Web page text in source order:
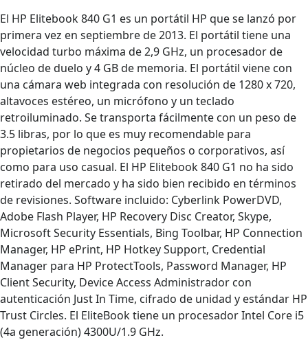
El HP Elitebook 840 G1 es un portátil HP que se lanzó por
primera vez en septiembre de 2013. El portátil tiene una
velocidad turbo máxima de 2,9 GHz, un procesador de
núcleo de duelo y 4 GB de memoria. El portátil viene con
una cámara web integrada con resolución de 1280 x 720,
altavoces estéreo, un micrófono y un teclado
retroiluminado. Se transporta fácilmente con un peso de
3.5 libras, por lo que es muy recomendable para
propietarios de negocios pequeños o corporativos, así
como para uso casual. El HP Elitebook 840 G1 no ha sido
retirado del mercado y ha sido bien recibido en términos
de revisiones. Software incluido: Cyberlink PowerDVD,
Adobe Flash Player, HP Recovery Disc Creator, Skype,
Microsoft Security Essentials, Bing Toolbar, HP Connection
Manager, HP ePrint, HP Hotkey Support, Credential
Manager para HP ProtectTools, Password Manager, HP
Client Security, Device Access Administrador con
autenticación Just In Time, cifrado de unidad y estándar HP
Trust Circles. El EliteBook tiene un procesador Intel Core i5
(4a generación) 4300U/1.9 GHz.